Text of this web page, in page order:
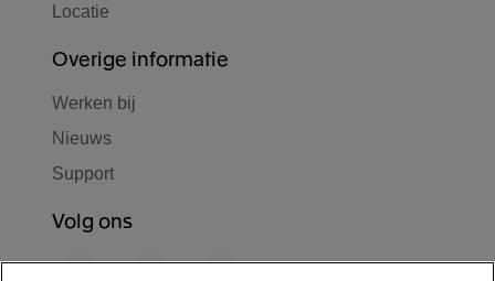
Locatie
Overige informatie
Werken bij
Nieuws
Support
Volg ons
F
L
Y